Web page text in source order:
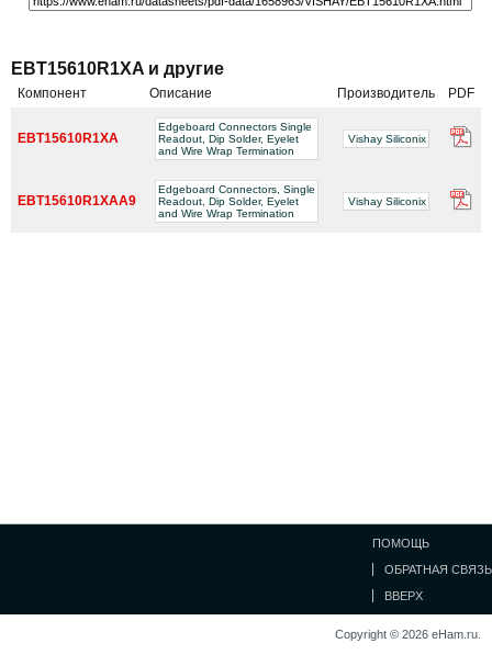
EBT15610R1XA и другие
Компонент Описание Производитель PDF
EBT15610R1XA
Edgeboard Connectors Single
Readout, Dip Solder, Eyelet
and Wire Wrap Termination
Vishay Siliconix
EBT15610R1XAA9
Edgeboard Connectors, Single
Readout, Dip Solder, Eyelet
and Wire Wrap Termination
Vishay Siliconix
ПОМОЩЬ
ОБРАТНАЯ СВЯЗЬ
ВВЕРХ
Copyright © 2026 eHam.ru.